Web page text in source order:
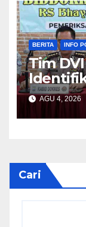
BERITA INFO
Tim
Korban
AGU 4, 2026
Cari